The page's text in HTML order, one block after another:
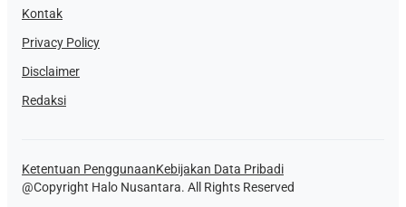
Kontak
Privacy Policy
Disclaimer
Redaksi
Ketentuan PenggunaanKebijakan Data Pribadi
@Copyright Halo Nusantara. All Rights Reserved